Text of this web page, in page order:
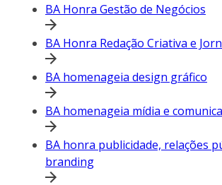
BA Honra Gestão de Negócios
BA Honra Redação Criativa e
BA homenageia design gráfico
BA homenageia mídia e
BA honra publicidade, relações
branding